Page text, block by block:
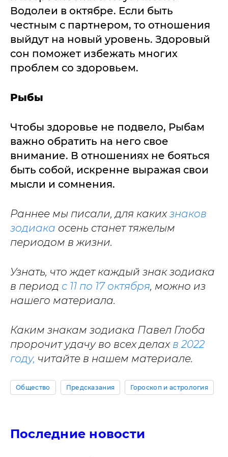
Водолеи в октябре. Если быть
честным с партнером, то отношения
выйдут на новый уровень. Здоровый
сон поможет избежать многих
проблем со здоровьем.
Рыбы
Чтобы здоровье не подвело, Рыбам
важно обратить на него свое
внимание. В отношениях не бояться
быть собой, искренне выражая свои
мысли и сомнения.
Раннее мы писали, для какихзнаков
зодиака осень станет тяжелым
периодом в жизни.
Узнать, что ждет каждый знак зодиака
в период с 11 по 17 октября, можно из
нашего материала.
Каким знакам зодиака Павел Глоба
пророчит удачу во всех делах в 2022
году, читайте в нашем материале.
Общество Предсказания Гороскоп и астрология
Последние новости